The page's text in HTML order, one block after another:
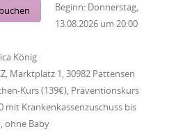
Beginn: Donnerstag,
13.08.2026 um 20:00
König
Marktplatz 1, 30982 Pattensen
Kurs (139€), Präventionskurs
mit Krankenkassenzuschuss bis
ohne Baby